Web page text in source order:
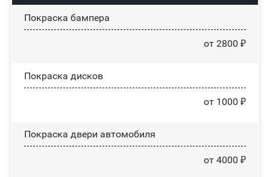
Покраска бампера
от 2800 ₽
Покраска дисков
от 1000 ₽
Покраска двери автомобиля
от 4000 ₽